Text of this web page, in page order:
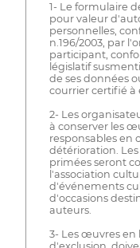
1- Le formulaire
pour valeur
personnelles,
n.196/2003, par
participant,
législatif
de ses données
courrier certifié à
2- Les
à conserver les
responsables en
détérioration.
primées seront
l'association
d'événements
d'occasions
auteurs.
3- Les œuvres en